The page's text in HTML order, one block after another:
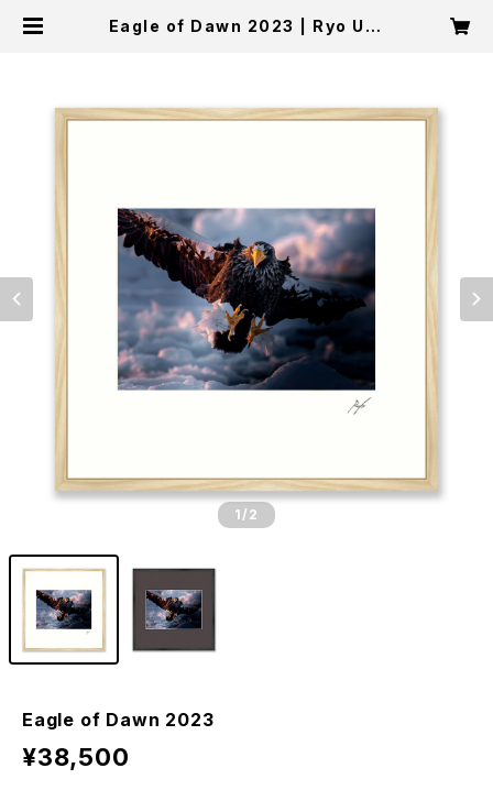
Eagle of Dawn 2023 | Ryo Uts
1 /2
Eagle of Dawn 2023
¥38,500